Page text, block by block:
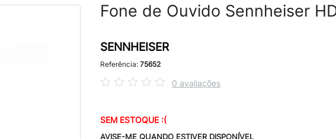
Fone de Ouvido Sennheiser
SENNHEISER
Referência: 75652
0 avaliações
SEM ESTOQUE :(
AVISE-ME QUANDO ESTIVER DISPONÍVEL